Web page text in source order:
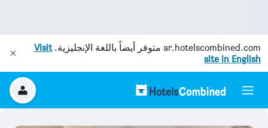
ar.hotelscombined.com متوفر أيضاً باللغة الإنجليزية.Visit
site in English